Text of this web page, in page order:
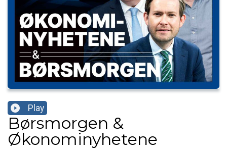
Play
Børsmorgen &
Økonominyhetene